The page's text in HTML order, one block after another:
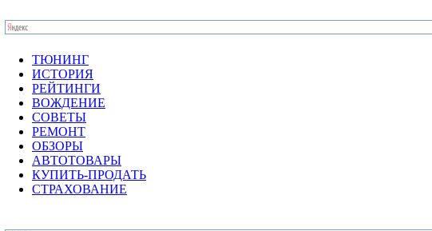
ТЮНИНГ
ИСТОРИЯ
РЕЙТИНГИ
ВОЖДЕНИЕ
СОВЕТЫ
РЕМОНТ
ОБЗОРЫ
АВТОТОВАРЫ
КУПИТЬ-ПРОДАТЬ
СТРАХОВАНИЕ